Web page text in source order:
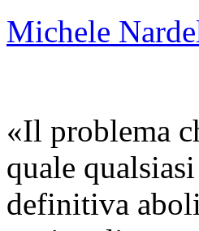
Michele
«Il problema
quale
definitiva